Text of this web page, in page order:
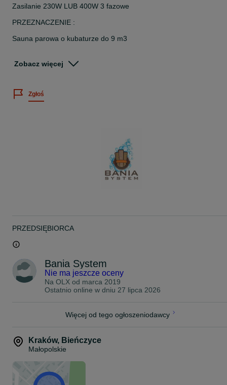
Zasilanie 230W LUB 400W 3 fazowe
PRZEZNACZENIE :
Sauna parowa o kubaturze do 9 m3
CZUJNIK TEMPERATURY
Zobacz więcej
Zgłoś
PRZEDSIĘBIORCA
Bania System
Nie ma jeszcze oceny
Na OLX od marca 2019
Ostatnio online w dniu 27 lipca 2026
Więcej od tego ogłoszeniodawcy
Kraków, Bieńczyce
Małopolskie